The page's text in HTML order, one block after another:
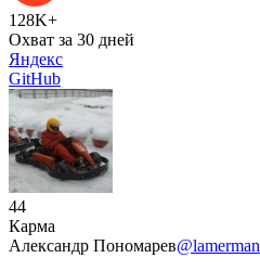
128K+
Охват за 30 дней
Яндекс
GitHub
44
Карма
Александр Пономарев@lamerman